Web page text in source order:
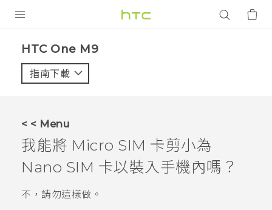
VIVE
VIVERSE
應用程式
HTC One M9‎
指南下載
< < Menu
我能將 Micro SIM 卡剪小為
Nano SIM 卡以裝入手機內嗎？
不，請勿這樣做。